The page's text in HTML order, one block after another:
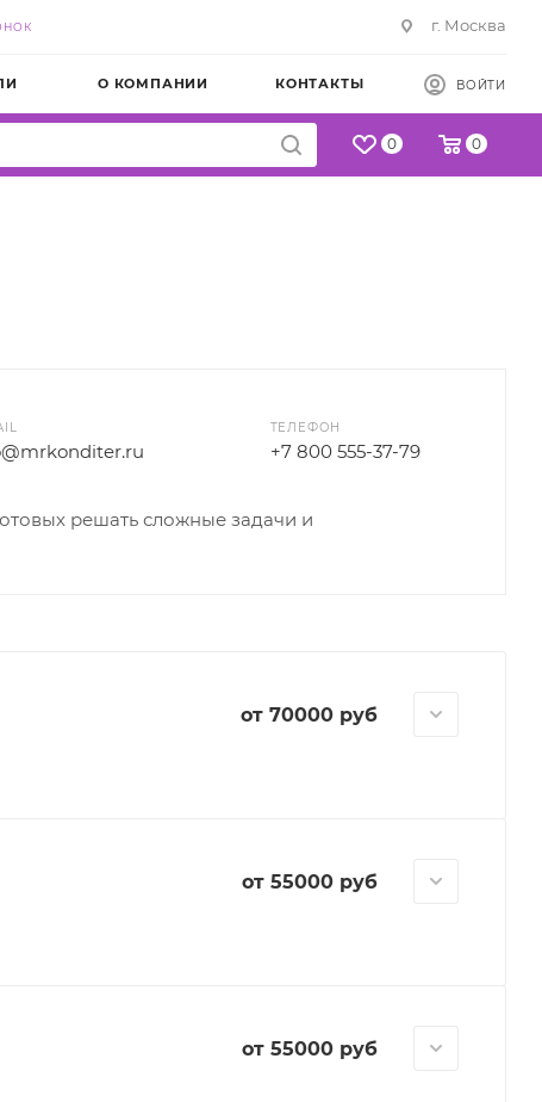
г. Москва
О КОМПАНИИ КОНТАКТЫ ВОЙТИ
0 0
ТЕЛЕФОН
+7 800 555-37-79
решать сложные задачи и
от 70000 руб
от 55000 руб
от 55000 руб